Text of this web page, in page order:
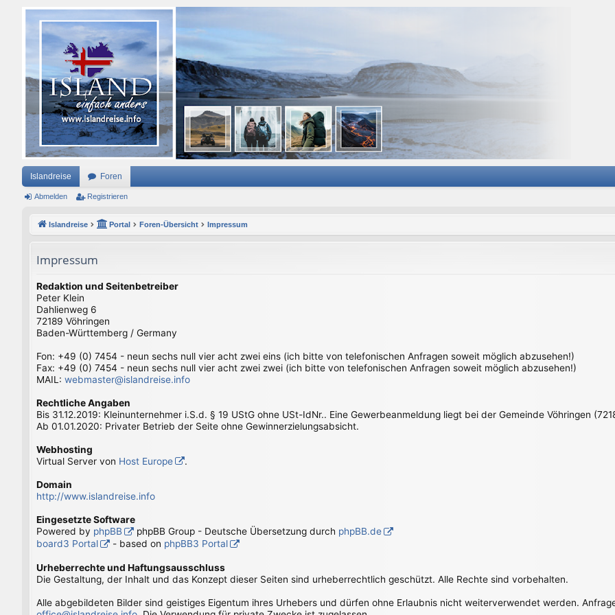
Islandreise Foren
Abmelden Registrieren
Islandreise Portal Foren-Übersicht Impressum
Impressum
Redaktion und Seitenbetreiber
Peter Klein
Dahlienweg 6
72189 Vöhringen
Baden-Württemberg / Germany
Fon: +49 (0) 7454 - neun sechs null vier acht zwei eins (ich bitte von telefonischen Anfragen soweit möglich abzusehen!)
Fax: +49 (0) 7454 - neun sechs null vier acht zwei zwei (ich bitte von telefonischen Anfragen soweit möglich abzusehen!)
MAIL: webmaster@islandreise.info
Rechtliche Angaben
Bis 31.12.2019: Kleinunternehmer i.S.d. § 19 UStG ohne USt-IdNr.. Eine Gewerbeanmeldung liegt bei der Gemeinde Vöhringen
Ab 01.01.2020: Privater Betrieb der Seite ohne Gewinnerzielungsabsicht.
Webhosting
Virtual Server von Host Europe .
Domain
http://www.islandreise.info
Eingesetzte Software
Powered by phpBB phpBB Group - Deutsche Übersetzung durch phpBB.de
board3 Portal
- based on phpBB3 Portal
Urheberrechte und Haftungsausschluss
Die Gestaltung, der Inhalt und das Konzept dieser Seiten sind urheberrechtlich geschützt. Alle Rechte sind vorbehalten.
Alle abgebildeten Bilder sind geistiges Eigentum ihres Urhebers und dürfen ohne Erlaubnis nicht weiterverwendet werden.